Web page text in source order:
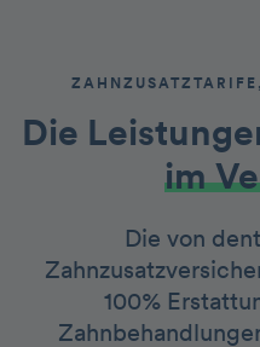
Die
im
Die von
100%